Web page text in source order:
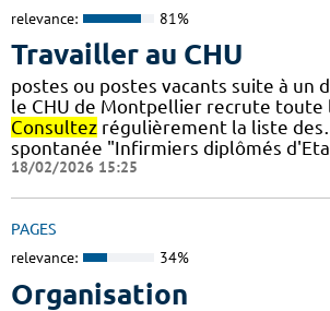
relevance: 81%
Travailler au CHU
postes ou postes vacants suite à un
le CHU de Montpellier recrute toute
Consultez régulièrement la liste
spontanée "Infirmiers diplômés
18/02/2026 15:25
PAGES
relevance: 34%
Organisation